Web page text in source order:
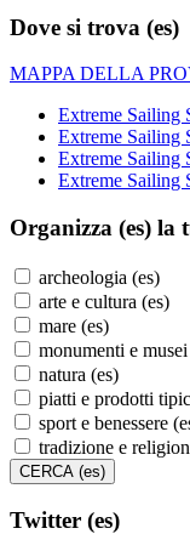
Dove si trova (es)
MAPPA DELLA
Extreme Sailing
Extreme Sailing
Extreme Sailing
Extreme Sailing
Organizza (es) la
archeologia (es)
arte e cultura (es)
mare (es)
monumenti e
natura (es)
piatti e prodotti
sport e benessere
tradizione e
Twitter (es)